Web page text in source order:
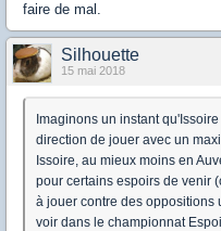
faire de mal.
Silhouette
15 mai 2018
Imaginons un instant
direction de jouer avec un
Issoire, au mieux moins en
pour certains espoirs de venir
à jouer contre des oppositions
voir dans le championnat